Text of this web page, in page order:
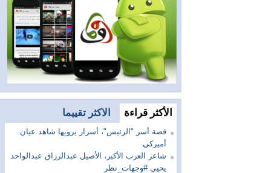
الأكثر قراءة الاكثر تقييما
قصة أسر "الرئيس"، أسرار يرويها شاهد عيان
أميركي
شاعر العرب الأكبر، الأصيل عبدالرزاق عبدالواحد
يحيي #وجهات_نظر